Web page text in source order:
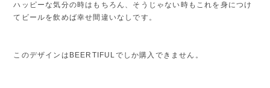
ハッピーな気分の時はもちろん、そうじゃない時もこれを身につけ
てビールを飲めば幸せ間違いなしです。
このデザインはBEERTIFULでしか購入できません。